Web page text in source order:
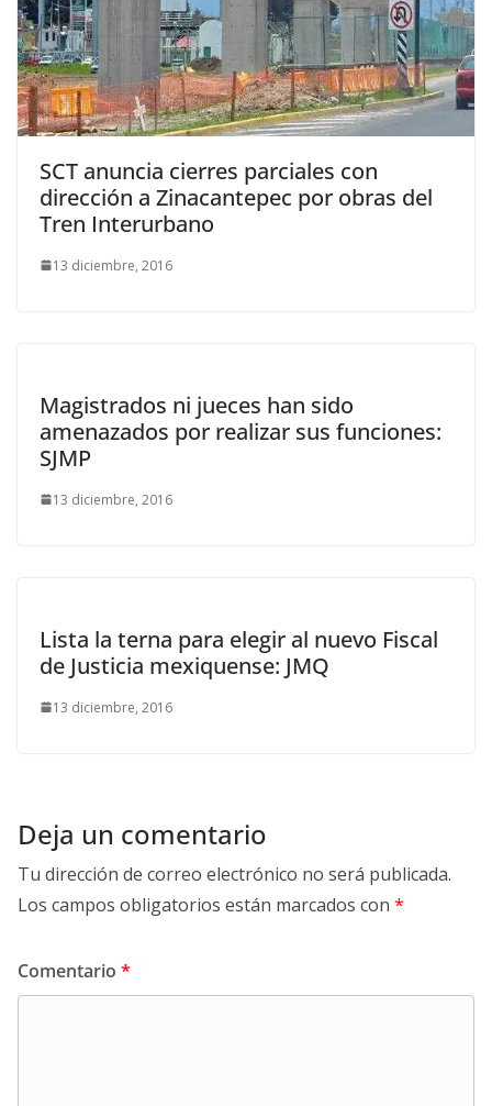
SCT anuncia cierres parciales con
dirección a Zinacantepec por obras del
Tren Interurbano
13 diciembre, 2016
Magistrados ni jueces han sido
amenazados por realizar sus funciones:
SJMP
13 diciembre, 2016
Lista la terna para elegir al nuevo Fiscal
de Justicia mexiquense: JMQ
13 diciembre, 2016
Deja un comentario
Tu dirección de correo electrónico no será publicada.
Los campos obligatorios están marcados con *
Comentario *